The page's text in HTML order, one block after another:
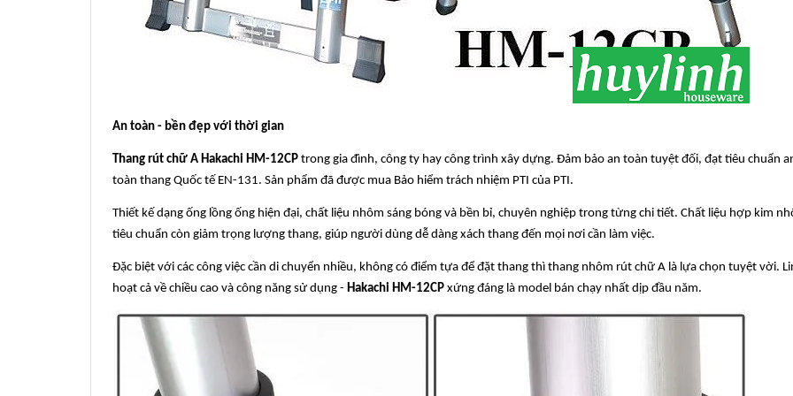
An toàn - bền đẹp với thời gian
Thang rút chữ A Hakachi HM-12CP trong gia đình, công ty hay công trình xây dựng. Đảm bảo an toàn tuyệt đối, đạt tiêu chuẩn
toàn thang Quốc tế EN-131. Sản phẩm đã được mua Bảo hiểm trách nhiệm PTI của PTI.
Thiết kế dạng ống lồng ống hiện đại, chất liệu nhôm sáng bóng và bền bỉ, chuyên nghiệp trong từng chi tiết. Chất liệu hợp kim
tiêu chuẩn còn giảm trọng lượng thang, giúp người dùng dễ dàng xách thang đến mọi nơi cần làm việc.
Đặc biệt với các công việc cần di chuyển nhiều, không có điểm tựa để đặt thang thì thang nhôm rút chữ A là lựa chọn tuyệt vời.
hoạt cả về chiều cao và công năng sử dụng - Hakachi HM-12CP xứng đáng là model bán chạy nhất dịp đầu năm.